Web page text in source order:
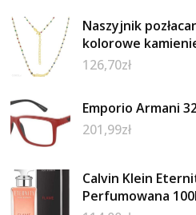
Naszyjnik
kolorowe
126,70zł
Emporio Armani
201,99zł
Calvin Klein
Perfumowana